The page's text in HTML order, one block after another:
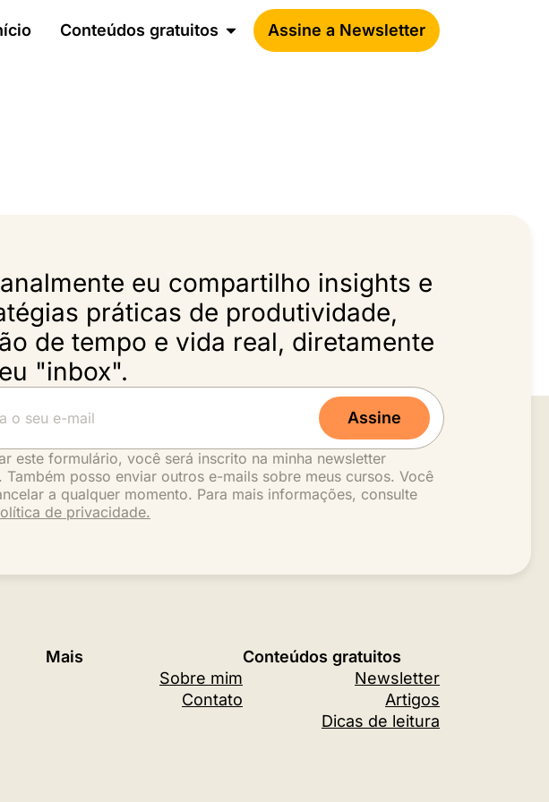
Conteúdos gratuitos Assine a Newsletter
eu compartilho insights e
práticas de produtividade,
de tempo e vida real, diretamente
"inbox".
Assine
este formulário, você será inscrito na minha newsletter
Também posso enviar outros e-mails sobre meus cursos. Você
a qualquer momento. Para mais informações, consulte
de privacidade.
Mais
Sobre mim
Contato
Conteúdos gratuitos
Newsletter
Artigos
Dicas de leitura